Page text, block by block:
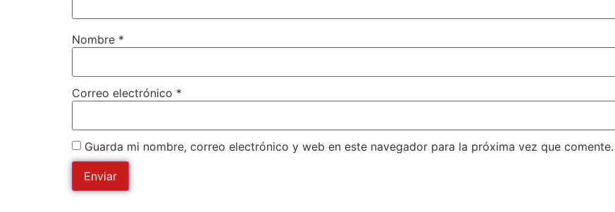
Nombre *
Correo electrónico *
Guarda mi nombre, correo electrónico y web en este navegador para la próxima vez que comente.